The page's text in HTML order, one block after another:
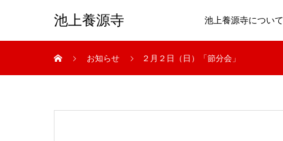
池上養源寺 池上養源寺について
お知らせ ２月２日（日）「節分会」